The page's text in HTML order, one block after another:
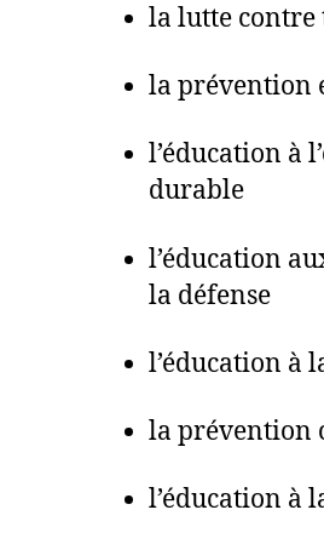
la lutte contre
la prévention
l’éducation à
durable
l’éducation
la défense
l’éducation à
la prévention
l’éducation à